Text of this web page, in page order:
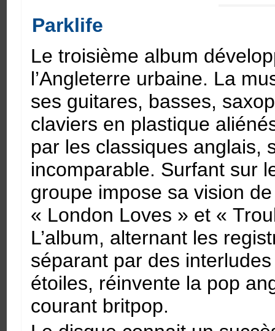
Parklife
Le troisième album
l’Angleterre urbaine. La
ses guitares, basses,
claviers en plastique
par les classiques anglais,
incomparable. Surfant sur
groupe impose sa vision
« London Loves » et «
L’album, alternant les
séparant par des
étoiles, réinvente la pop
courant britpop.